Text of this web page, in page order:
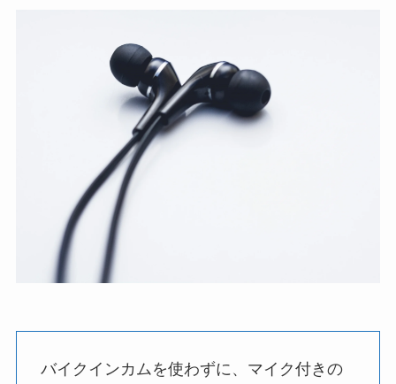
バイクインカムを使わずに、マイク付きの